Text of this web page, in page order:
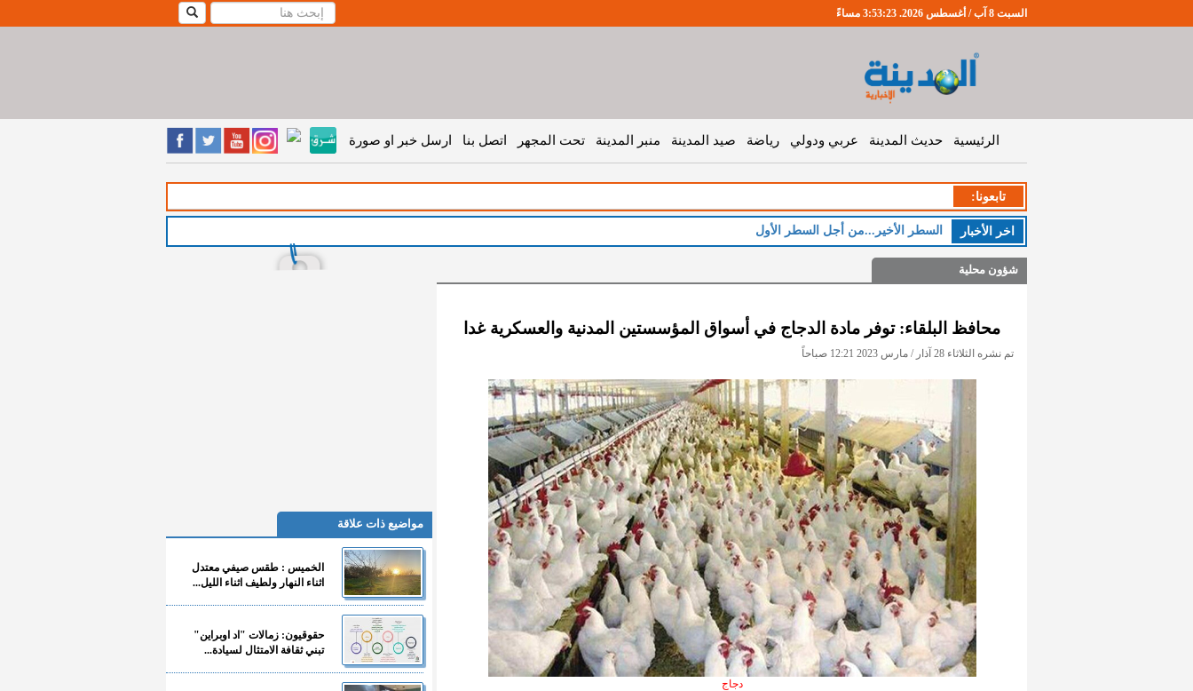
السبت 8 آب / أغسطس 2026. 3:53:24 مساءً
الرئيسية حديث المدينة عربي ودولي رياضة صيد المدينة منبر المدينة تحت المجهر اتصل بنا ارسل خبر او صورة
تابعونا:
اخر اﻷخبار
شؤون محلية
محافظ البلقاء: توفر مادة الدجاج في أسواق المؤسستين المدنية والعسكرية غدا
تم نشره الثلاثاء 28 آذار / مارس 2023 12:21 صباحاً
دجاج
مواضيع ذات علاقة
الخميس : طقس صيفي معتدل
اثناء النهار ولطيف اثناء الليل...
حقوقيون: زمالات "اد اوبراين"
تبني ثقافة الامتثال لسيادة...